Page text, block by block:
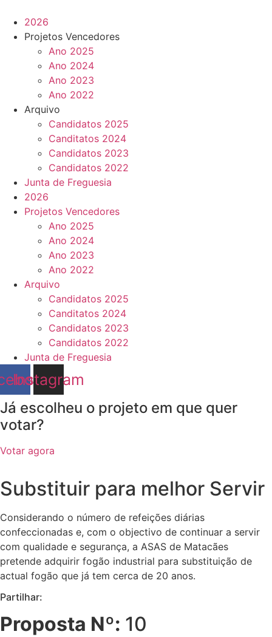
para
conteúdo
2026
Projetos Vencedores
Ano 2025
Ano 2024
Ano 2023
Ano 2022
Arquivo
Candidatos 2025
Canditatos 2024
Candidatos 2023
Candidatos 2022
Junta de Freguesia
2026
Projetos Vencedores
Ano 2025
Ano 2024
Ano 2023
Ano 2022
Arquivo
Candidatos 2025
Canditatos 2024
Candidatos 2023
Candidatos 2022
Junta de Freguesia
Instagram
Já escolheu o projeto em que quer
votar?
Votar agora
Substituir para melhor Servir
Considerando o número de refeições diárias
confeccionadas e, com o objectivo de continuar a servir
com qualidade e segurança, a ASAS de Matacães
pretende adquirir fogão industrial para substituição de
actual fogão que já tem cerca de 20 anos.
Partilhar:
Proposta Nº: 10